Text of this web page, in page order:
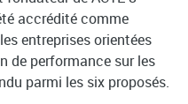
accrédité comme
entreprises orientées
de performance sur les
parmi les six proposés.